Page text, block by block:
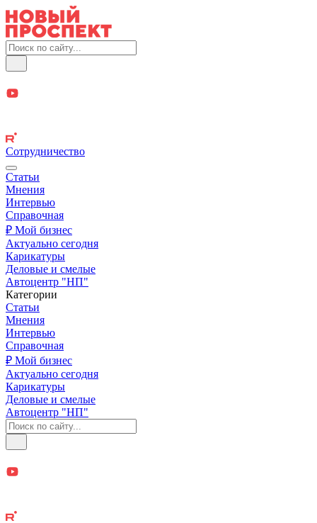
Сотрудничество
Статьи
Мнения
Интервью
Справочная
₽ Мой бизнес
Актуально сегодня
Карикатуры
Деловые и смелые
Автоцентр "НП"
Категории
Статьи
Мнения
Интервью
Справочная
₽ Мой бизнес
Актуально сегодня
Карикатуры
Деловые и смелые
Автоцентр "НП"